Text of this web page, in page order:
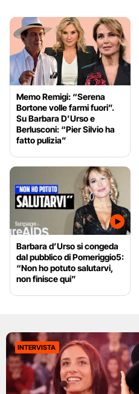
Memo Remigi: “Serena
Bortone volle farmi fuori”.
Su Barbara D’Urso e
Berlusconi: “Pier Silvio ha
fatto pulizia”
Barbara d’Urso si congeda
dal pubblico di Pomeriggio5:
“Non ho potuto salutarvi,
non finisce qui”
INTERVISTA